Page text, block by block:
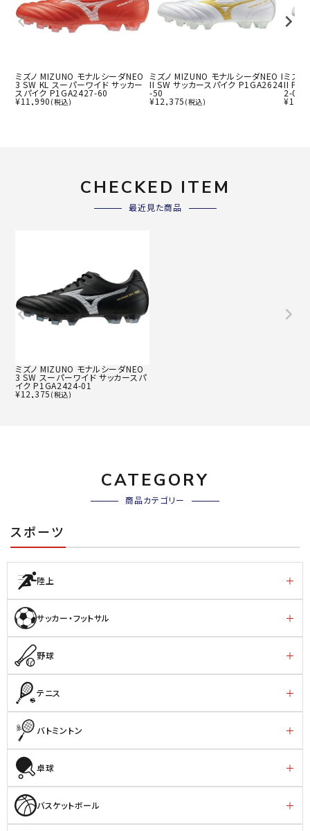
ミズノ MIZUNO モナルシーダNEO
3 SW KL スーパーワイド サッカー
スパイク P1GA2427-60
¥11,990 (税込)
ミズノ MIZUNO モナルシーダNEO I
II SW サッカースパイク P1GA2624
-50
¥12,375 (税込)
ミズ
II
2-04
¥
CHECKED ITEM
最近見た商品
ミズノ MIZUNO モナルシーダNEO
3 SW スーパーワイド サッカースパ
イク P1GA2424-01
¥12,375 (税込)
CATEGORY
商品カテゴリー
スポーツ
陸上
サッカー・フットサル
野球
テニス
バトミントン
卓球
バスケットボール